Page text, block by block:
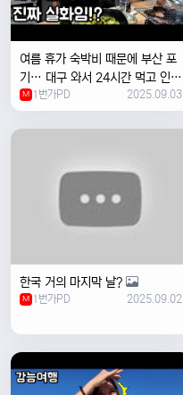
여름 휴가 숙박비 때문에 부산 포
기… 대구 와서 24시간 먹고 인생
위로받았습니다
M 1번가PD 2025.09.03
한국 거의 마지막 날?
M 1번가PD 2025.09.02